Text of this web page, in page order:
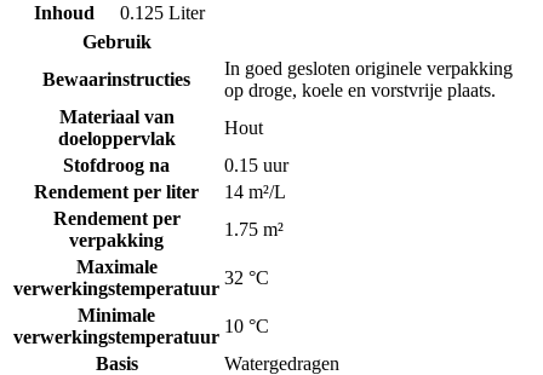
Inhoud
0.125 Liter
Gebruik
Bewaarinstructies
In goed gesloten originele verpakking
op droge, koele en vorstvrije plaats.
Materiaal van
doeloppervlak
Hout
Stofdroog na
0.15 uur
Rendement per liter
14 m²/L
Rendement per
verpakking
1.75 m²
Maximale
verwerkingstemperatuur
32 °C
Minimale
verwerkingstemperatuur
10 °C
Basis
Watergedragen